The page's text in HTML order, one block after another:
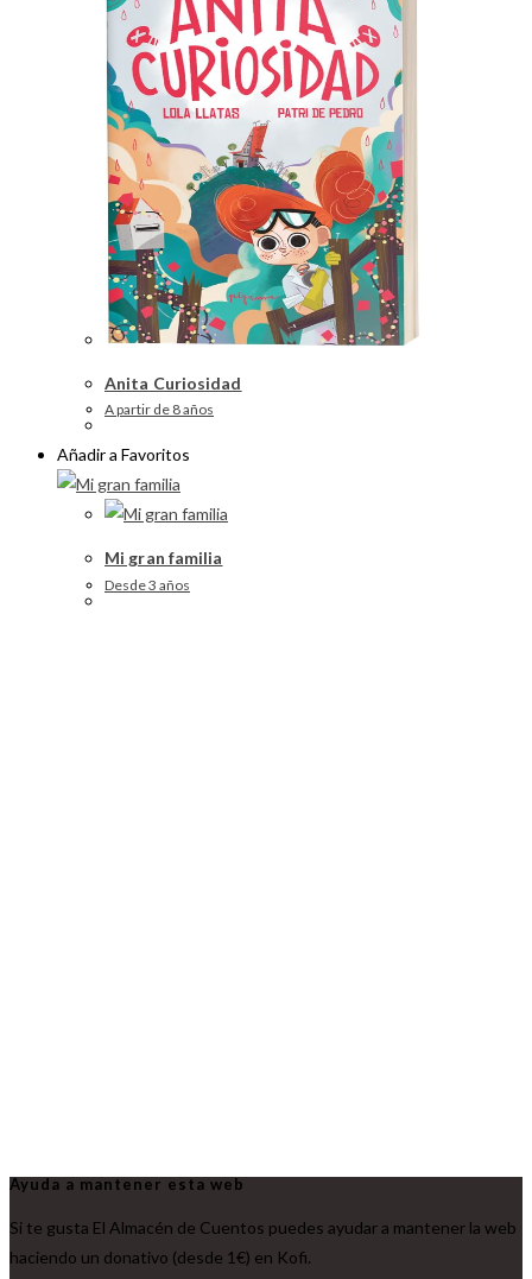
Anita Curiosidad
A partir de 8 años
Añadir a Favoritos
Mi gran familia
Desde 3 años
Ayuda a mantener esta web
Si te gusta El Almacén de Cuentos puedes ayudar a mantener la web
haciendo un donativo (desde 1€) en Kofi.